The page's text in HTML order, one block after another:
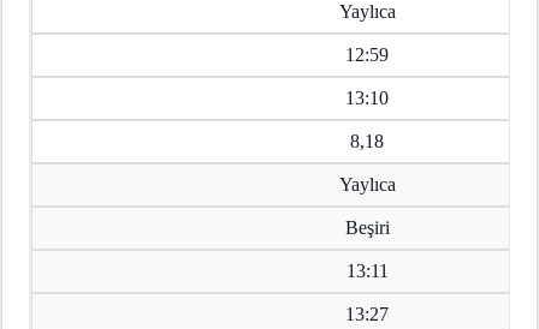
Yaylıca
12:59
13:10
8,18
Yaylıca
Beşiri
13:11
13:27